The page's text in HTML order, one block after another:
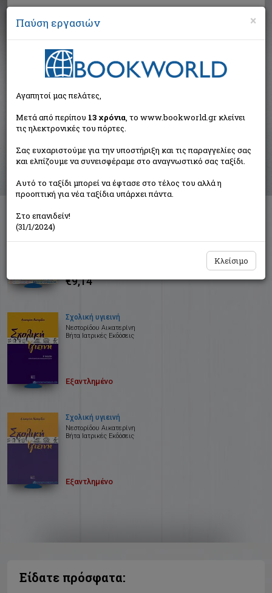
Αναζήτηση
Αποτελέσματα αναζήτησης
Συγγραφέας: Νεστορίδου Αικατερίνη (3 βιβλία)
Ταξινόμηση ανά:
Ιογενείς ηπατίτιδες: Σύγχρονα δεδομένα
€9,14
Σχολική υγιεινή
Νεστορίδου Αικατερίνη
Βήτα Ιατρικές Εκδόσεις
Εξαντλημένο
Σχολική υγιεινή
Νεστορίδου Αικατερίνη
Βήτα Ιατρικές Εκδόσεις
Εξαντλημένο
Είδατε πρόσφατα:
×
Παύση εργασιών
Αγαπητοί μας πελάτες,
Μετά από περίπου 13 χρόνια, το www.bookworld.gr κλείνει
τις ηλεκτρονικές του πόρτες.
Σας ευχαριστούμε για την υποστήριξη και τις παραγγελίες σας
και ελπίζουμε να συνεισφέραμε στο αναγνωστικό σας ταξίδι.
Αυτό το ταξίδι μπορεί να έφτασε στο τέλος του αλλά η
προοπτική για νέα ταξίδια υπάρχει πάντα.
Στο επανιδείν!
(31/1/2024)
Κλείσιμο